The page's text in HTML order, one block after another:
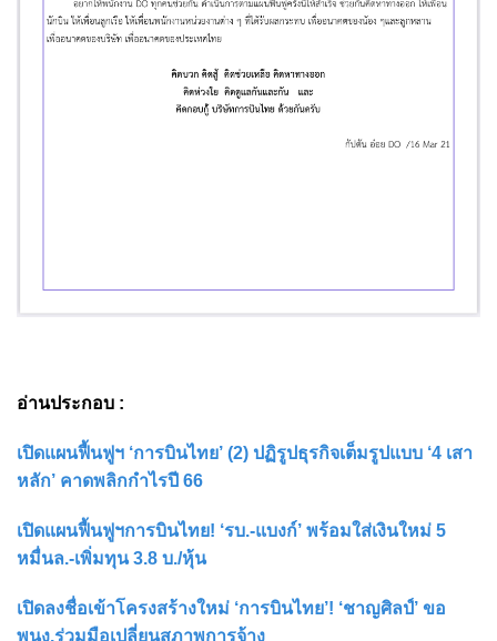
อ่านประกอบ :
เปิดแผนฟื้นฟูฯ ‘การบินไทย’ (2) ปฏิรูปธุรกิจเต็มรูปแบบ ‘4 เสา
หลัก’ คาดพลิกกำไรปี 66
เปิดแผนฟื้นฟูฯการบินไทย! ‘รบ.-แบงก์’ พร้อมใส่เงินใหม่ 5
หมื่นล.-เพิ่มทุน 3.8 บ./หุ้น
เปิดลงชื่อเข้าโครงสร้างใหม่ ‘การบินไทย’! ‘ชาญศิลป์’ ขอ
พนง.ร่วมมือเปลี่ยนสภาพการจ้าง